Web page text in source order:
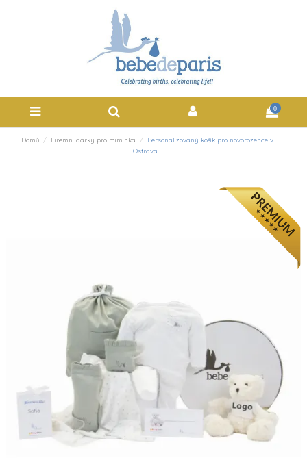
0
Domů Firemní dárky pro miminka
Personalizovaný košík pro novorozence v
Ostrava